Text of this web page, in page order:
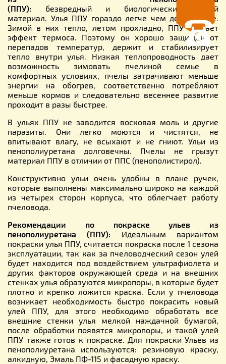
(ППУ): безвредный и биологически чистый
материал. Улья ППУ гораздо легче чем деревянные.
Зимой в них тепло, летом прохладно, ППУ создает
эффект термоса. Поэтому он хорошо защищен от
перепадов температур, держит и стабилизирует
тепло внутри улья. Низкая теплопроводность дает
возможность зимовать пчелиной семье в
комфортных условиях, пчелы затрачивают меньше
энергии на обогрев, соответственно потребляют
меньше кормов и следовательно весеннее развитие
проходит в разы быстрее.
В ульях ППУ не заводится восковая моль и другие
паразиты. Они легко моются и чистятся, не
впитывают влагу, не всыхают и не гниют. Ульи из
пенополиуретана долговечны. Пчелы не грызут
материал ППУ в отличии от ППС (пенополистирол).
Конструктивно ульи очень удобны в плане ручек,
которые выполнены максимально широко на каждой
из четырех сторон корпуса, что облегчает работу
пчеловода.
Рекомендации по покраске ульев из
пенополиуретана (ППУ): Идеальным вариантом
покраски улья ППУ, считается покраска после 1 сезона
эксплуатации, так как за пчеловодческий сезон улей
будет находится под воздействием ультрафиолета и
других факторов окружающей среда и на внешних
стенках улья образуются микропоры, в которые будет
плотно и крепко ложится краска. Если у пчеловода
возникает необходимость быстро покрасить новый
улей ППУ, для этого необходимо обработать все
внешние стенки улья мелкой наждачной бумагой,
после обработки появятся микропоры, и такой улей
ППУ также готов к покраске. Для покраски Ульев из
пенополиуретана используются: резиновую краску,
алкидную, Эмаль ПФ-115 и фасадную краску.